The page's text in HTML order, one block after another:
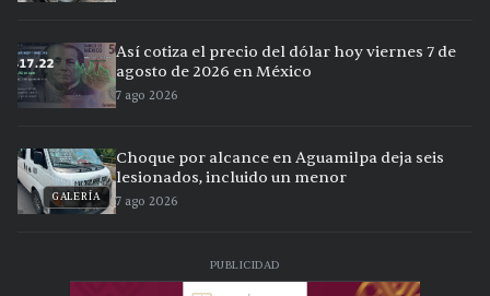
Así cotiza el precio del dólar hoy viernes 7 de
agosto de 2026 en México
7 ago 2026
GALERÍA
Choque por alcance en Aguamilpa deja seis
lesionados, incluido un menor
7 ago 2026
PUBLICIDAD